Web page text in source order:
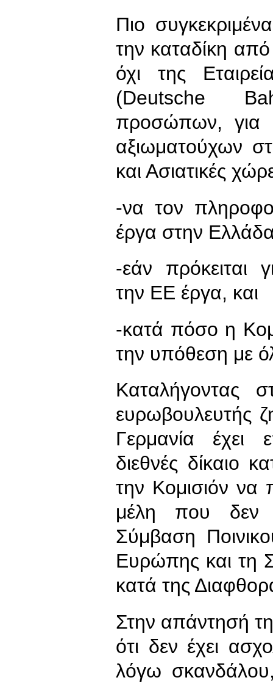
Πιο
την καταδίκη
όχι της
(Deutsche
προσώπων, για
αξιωματούχων
και Ασιατικές
-να τον
έργα στην
-εάν πρόκειται
την ΕΕ έργα, και
-κατά πόσο η
την υπόθεση με
Καταλήγοντας
ευρωβουλευτής
Γερμανία έχει
διεθνές δίκαιο
την Κομισιόν να
μέλη που δεν
Σύμβαση
Ευρώπης και τη
κατά της
Στην απάντησή
ότι δεν έχει
λόγω σκανδάλου,